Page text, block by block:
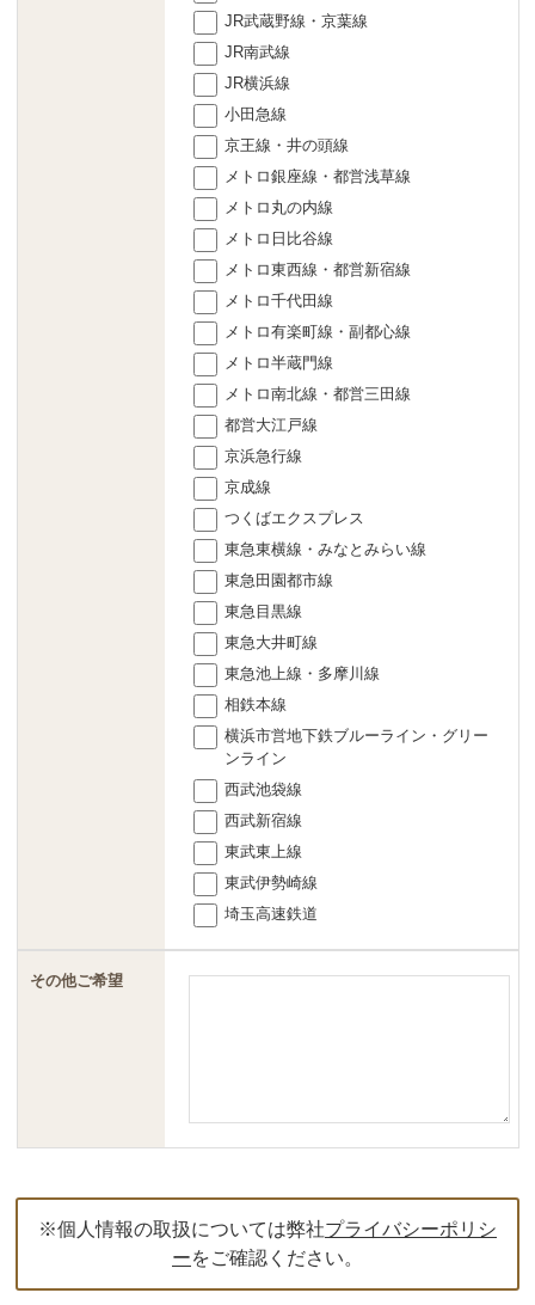
JR武蔵野線・京葉線
JR南武線
JR横浜線
小田急線
京王線・井の頭線
メトロ銀座線・都営浅草線
メトロ丸の内線
メトロ日比谷線
メトロ東西線・都営新宿線
メトロ千代田線
メトロ有楽町線・副都心線
メトロ半蔵門線
メトロ南北線・都営三田線
都営大江戸線
京浜急行線
京成線
つくばエクスプレス
東急東横線・みなとみらい線
東急田園都市線
東急目黒線
東急大井町線
東急池上線・多摩川線
相鉄本線
横浜市営地下鉄ブルーライン・グリー
ンライン
西武池袋線
西武新宿線
東武東上線
東武伊勢崎線
埼玉高速鉄道
その他ご希望
※個人情報の取扱については弊社プライバシーポリシ
ーをご確認ください。